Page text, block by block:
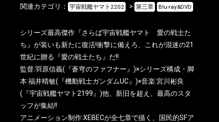
関連カテゴリ：
宇宙戦艦ヤマト2202 > 第三章 Blu-ray&DVD
シリーズ最高傑作『さらば宇宙戦艦ヤマト 愛の戦士た
ち』が装いも新たに復活!衝撃に備えろ、これが混迷の21
世紀に贈る『愛の戦士たち』だ!!
監督:羽原信義(『蒼穹のファフナー』)×シリーズ構成・脚
本:福井晴敏(『機動戦士ガンダムUC』)×音楽:宮川彬良
(『宇宙戦艦ヤマト2199』)他、新旧を超え、最高のスタ
ッフが集結!!
アニメーション制作:XEBECが全七章で描く、国民的SFア